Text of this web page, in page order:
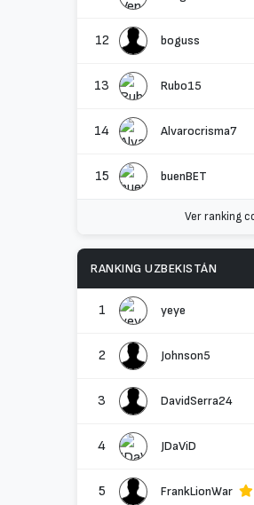
12 boguss
13 Rubo15
14 Alvarocrisma7
15 buenBET
Ver ranking
RANKING UZBEKISTÁN
1 yeye
2 Johnson5
3 DavidSerra24
4 JDaViD
5 FrankLionWar